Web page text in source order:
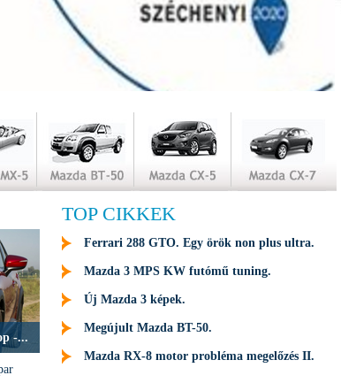
-...
TOP CIKKEK
Ferrari 288 GTO. Egy örök non plus ultra.
Mazda 3 MPS KW futómű tuning.
Új Mazda 3 képek.
Megújult Mazda BT-50.
Mazda RX-8 motor probléma megelőzés II.